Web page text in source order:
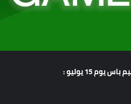
باسيوم يوليو: